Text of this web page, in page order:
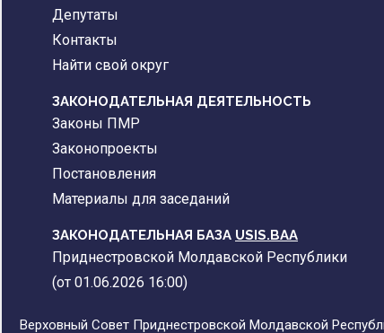
Депутаты
Контакты
Найти свой округ
ЗАКОНОДАТЕЛЬНАЯ ДЕЯТЕЛЬНОСТЬ
Законы ПМР
Законопроекты
Постановления
Материалы для заседаний
ЗАКОНОДАТЕЛЬНАЯ БАЗА USIS.BAA
Приднестровской Молдавской Республики
(от 01.06.2026 16:00)
Верховный Совет Приднестровской Молдавской